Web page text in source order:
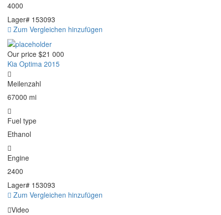
4000
Lager# 153093
Zum Vergleichen hinzufügen
Our price $21 000
Kia Optima 2015
Meilenzahl
67000 mi
Fuel type
Ethanol
Engine
2400
Lager# 153093
Zum Vergleichen hinzufügen
Video